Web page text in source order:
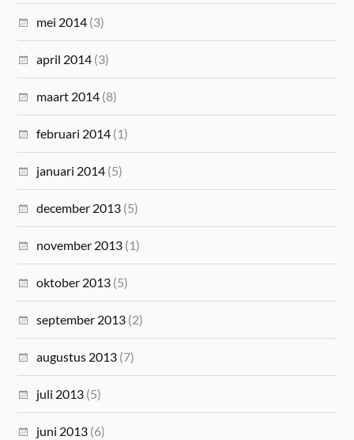
mei 2014 (3)
april 2014 (3)
maart 2014 (8)
februari 2014 (1)
januari 2014 (5)
december 2013 (5)
november 2013 (1)
oktober 2013 (5)
september 2013 (2)
augustus 2013 (7)
juli 2013 (5)
juni 2013 (6)